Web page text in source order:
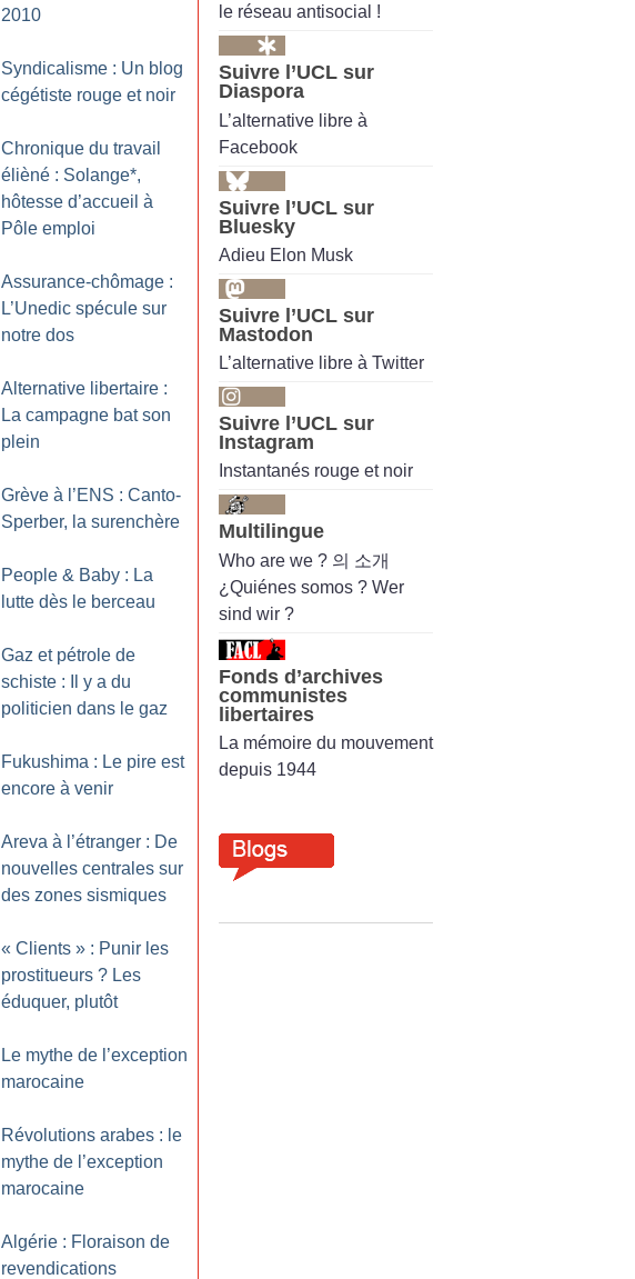
2010
Syndicalisme : Un blog
cégétiste rouge et noir
Chronique du travail
élièné : Solange*,
hôtesse d’accueil à
Pôle emploi
Assurance-chômage :
L’Unedic spécule sur
notre dos
Alternative libertaire :
La campagne bat son
plein
Grève à l’ENS : Canto-
Sperber, la surenchère
People & Baby : La
lutte dès le berceau
Gaz et pétrole de
schiste : Il y a du
politicien dans le gaz
Fukushima : Le pire est
encore à venir
Areva à l’étranger : De
nouvelles centrales sur
des zones sismiques
« Clients » : Punir les
prostitueurs ? Les
éduquer, plutôt
Le mythe de l’exception
marocaine
Révolutions arabes : le
mythe de l’exception
marocaine
Algérie : Floraison de
revendications
le réseau antisocial !
Suivre l’UCL sur
Diaspora
L’alternative libre à
Facebook
Suivre l’UCL sur
Bluesky
Adieu Elon Musk
Suivre l’UCL sur
Mastodon
L’alternative libre à Twitter
Suivre l’UCL sur
Instagram
Instantanés rouge et noir
Multilingue
Who are we ? 의 소개
¿Quiénes somos ? Wer
sind wir ?
Fonds d’archives
communistes
libertaires
La mémoire du mouvement
depuis 1944